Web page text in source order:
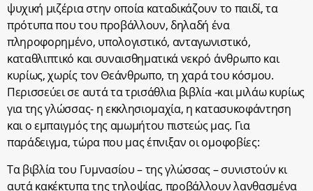
ψυχική μιζέρια στην οποία καταδικάζουν το παιδί, τα
πρότυπα που του προβάλλουν, δηλαδή ένα
πληροφορημένο, υπολογιστικό, ανταγωνιστικό,
καταθλιπτικό και συναισθηματικά νεκρό άνθρωπο και
κυρίως, χωρίς τον Θεάνθρωπο, τη χαρά του κόσμου.
Περισσεύει σε αυτά τα τρισάθλια βιβλία -και μιλάω κυρίως
για της γλώσσας- η εκκλησιομαχία, η κατασυκοφάντηση
και ο εμπαιγμός της αμωμήτου πιστεώς μας. Για
παράδειγμα, τώρα που μας έπνιξαν οι ομοφοβίες:
Τα βιβλία του Γυμνασίου – της γλώσσας – συνιστούν κι
αυτά κακέκτυπα της τηλοψίας, προβάλλουν λανθασμένα